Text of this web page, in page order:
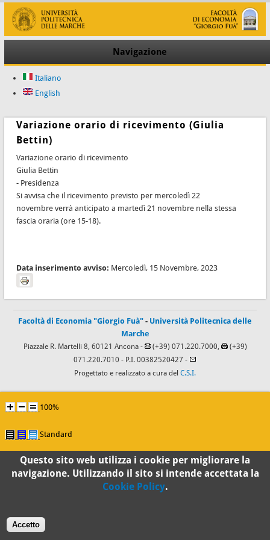
Navigazione
Italiano
English
Variazione orario di ricevimento (Giulia
Bettin)
Variazione orario di ricevimento
Giulia Bettin
- Presidenza
Si avvisa che il ricevimento previsto per mercoledì 22
novembre verrà anticipato a martedì 21 novembre nella stessa
fascia oraria (ore 15-18).
Data inserimento avviso: Mercoledì, 15 Novembre, 2023
Facoltà di Economia "Giorgio Fuà" - Università Politecnica delle
Marche
Piazzale R. Martelli 8, 60121 Ancona - (+39) 071.220.7000,
(+39)
071.220.7010 - P.I. 00382520427 -
Progettato e realizzato a cura del C.S.I.
100%
Standard
Questo sito web utilizza i cookie per migliorare la
navigazione. Utilizzando il sito si intende accettata la
Cookie Policy.
Accetto